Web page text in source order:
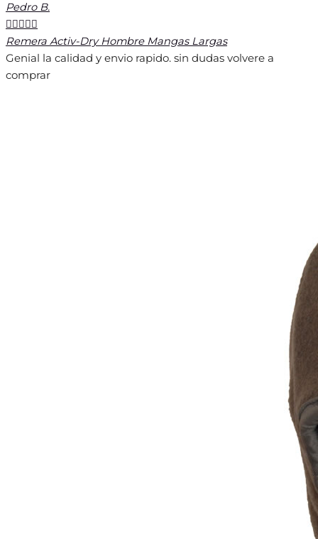
Pedro B.

Remera Activ-Dry Hombre Mangas Largas
Genial la calidad y envio rapido. sin dudas volvere a
comprar